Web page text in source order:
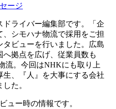
ージ
ドライバー編集部です。「企
シモハナ物流で採用をご担
ビューを行いました。広島
拠点を広げ、従業員数も
流。今回はNHKにも取り上
、『人』を大事にする会社
た。
ュー時の情報です。